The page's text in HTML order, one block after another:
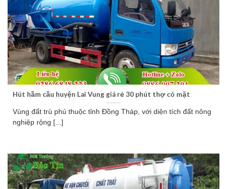
Hút hầm cầu huyện Lai Vung giá rẻ 30 phút thợ có mặt
Vùng đất trù phú thuộc tỉnh Đồng Tháp, với diện tích đất nông
nghiệp rộng [...]